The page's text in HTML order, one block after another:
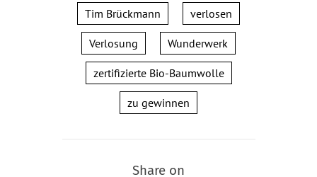
Tim Brückmann verlosen
Verlosung Wunderwerk
zertifizierte Bio-Baumwolle
zu gewinnen
Share on